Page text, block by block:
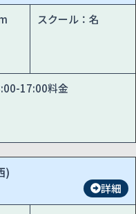
スクール：名
17:00料金
)
詳細